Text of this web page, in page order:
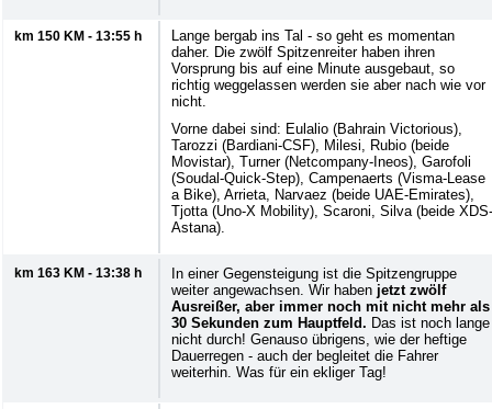
km 150 KM - 13:55 h
Lange bergab ins Tal - so geht es momentan
daher. Die zwölf Spitzenreiter haben ihren
Vorsprung bis auf eine Minute ausgebaut, so
richtig weggelassen werden sie aber nach wie vor
nicht.
Vorne dabei sind: Eulalio (Bahrain Victorious),
Tarozzi (Bardiani-CSF), Milesi, Rubio (beide
Movistar), Turner (Netcompany-Ineos), Garofoli
(Soudal-Quick-Step), Campenaerts (Visma-Lease
a Bike), Arrieta, Narvaez (beide UAE-Emirates),
Tjotta (Uno-X Mobility), Scaroni, Silva (beide XDS-
Astana).
km 163 KM - 13:38 h
In einer Gegensteigung ist die Spitzengruppe
weiter angewachsen. Wir haben jetzt zwölf
Ausreißer, aber immer noch mit nicht mehr als
30 Sekunden zum Hauptfeld. Das ist noch lange
nicht durch! Genauso übrigens, wie der heftige
Dauerregen - auch der begleitet die Fahrer
weiterhin. Was für ein ekliger Tag!